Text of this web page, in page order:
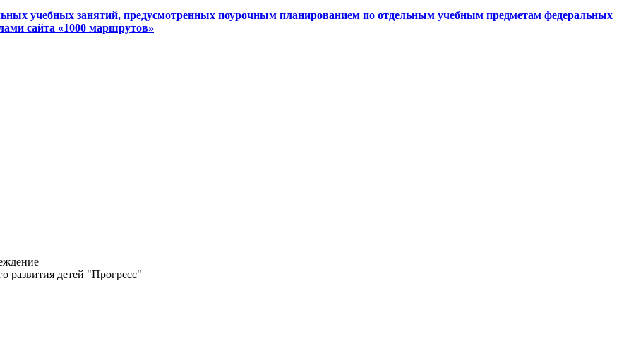
учебных занятий, предусмотренных поурочным планированием по отдельным учебным предметам федеральных
сайта «1000 маршрутов»
развития детей "Прогресс"